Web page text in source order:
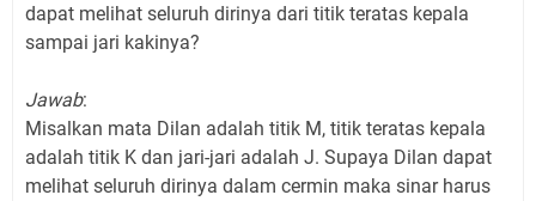
dapat melihat seluruh dirinya dari titik teratas kepala
sampai jari kakinya?
Jawab:
Misalkan mata Dilan adalah titik M, titik teratas kepala
adalah titik K dan jari-jari adalah J. Supaya Dilan dapat
melihat seluruh dirinya dalam cermin maka sinar harus